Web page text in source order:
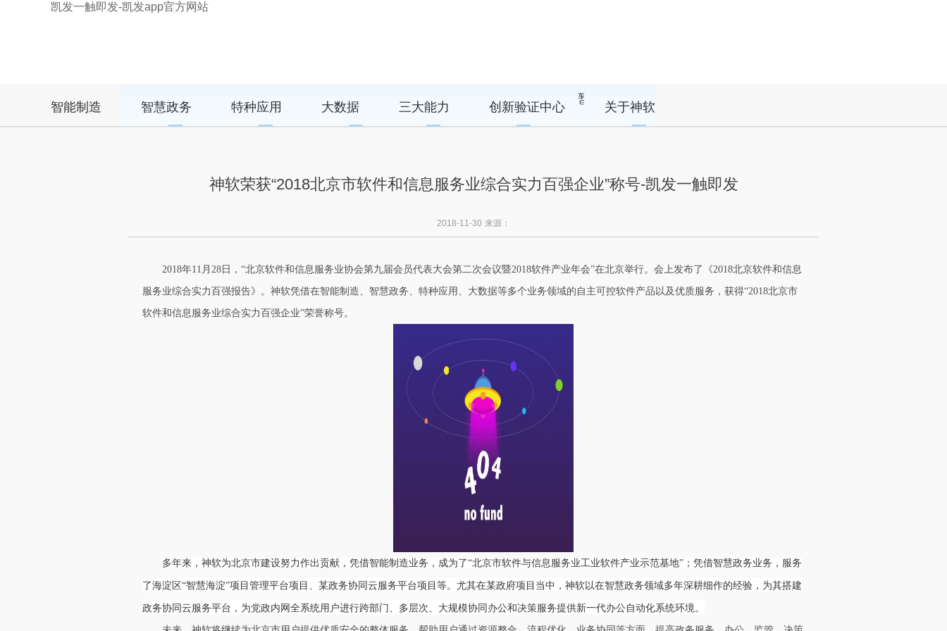
凯发一触即发-凯发app官方网站
智能制造 智慧政务 特种应用 大数据 三大能力 创新验证中心 关于神软
神软荣获“2018北京市软件和信息服务业综合实力百强企业”称号-凯发一触即发
2018-11-30 来源：
2018年11月28日，“北京软件和信息服务业协会第九届会员代表大会第二次会议暨2018软件产业年会”在北京举行。会上发布了《2018北京软件和信息
服务业综合实力百强报告》。神软凭借在智能制造、智慧政务、特种应用、大数据等多个业务领域的自主可控软件产品以及优质服务，获得“2018北京市
软件和信息服务业综合实力百强企业”荣誉称号。
多年来 ， 神软为北京市建设努力作出贡献 ， 凭借智能制 造业务 ， 成为了“北京市软件与信息服务业工业软件产业示范基地” ； 凭借智慧政务业务 ， 服务
了海淀 区“智慧海淀”项 目 管理平台项 目 、某政务协 同 云服务平台项 目 等。 尤其在某政府项 目 当中 ， 神软以在智慧政务领域多年深耕细作的经验 ， 为其搭建
政务协 同 云服务平台 ， 为党政内 网 全系统用 户进行跨部门 、 多层次、 大规模协 同 办公和决策服务提供新一代办公自动化系统环境。